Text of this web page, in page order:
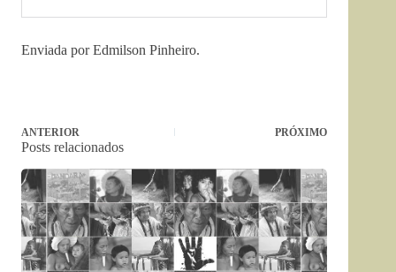
Enviada por Edmilson Pinheiro.
ANTERIOR PRÓXIMO
Posts relacionados